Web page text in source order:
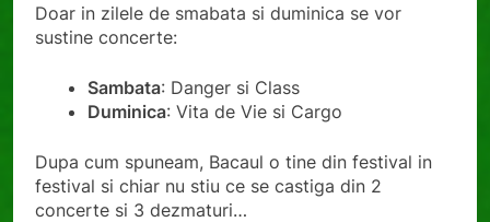
Doar in zilele de smabata si duminica se vor
sustine concerte:
Sambata: Danger si Class
Duminica: Vita de Vie si Cargo
Dupa cum spuneam, Bacaul o tine din festival in
festival si chiar nu stiu ce se castiga din 2
concerte si 3 dezmaturi…